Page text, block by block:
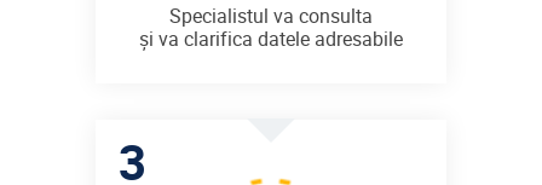
Specialistul va consulta
și va clarifica datele adresabile